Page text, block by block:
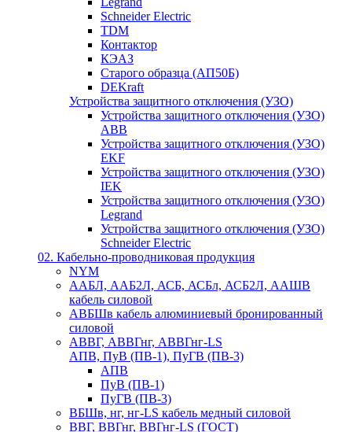
Schneider Electric
TDM
Контактор
КЭАЗ
Старого образца (АП50Б)
DEKraft
Устройства защитного отключения (УЗО)
Устройства защитного отключения (УЗО)
ABB
Устройства защитного отключения (УЗО)
EKF
Устройства защитного отключения (УЗО)
IEK
Устройства защитного отключения (УЗО)
Legrand
Устройства защитного отключения (УЗО)
Schneider Electric
02. Кабельно-проводниковая продукция
NYM
ААБЛ, ААБ2Л, АСБ, АСБл, АСБ2Л, ААШВ
кабель силовой
АВБШв кабель алюминиевый бронированный
силовой
АВВГ, АВВГнг, АВВГнг-LS
АПВ, ПуВ (ПВ-1), ПуГВ (ПВ-3)
АПВ
ПуВ (ПВ-1)
ПуГВ (ПВ-3)
ВБШв, нг, нг-LS кабель медный силовой
ВВГ, ВВГнг, ВВГнг-LS (ГОСТ)